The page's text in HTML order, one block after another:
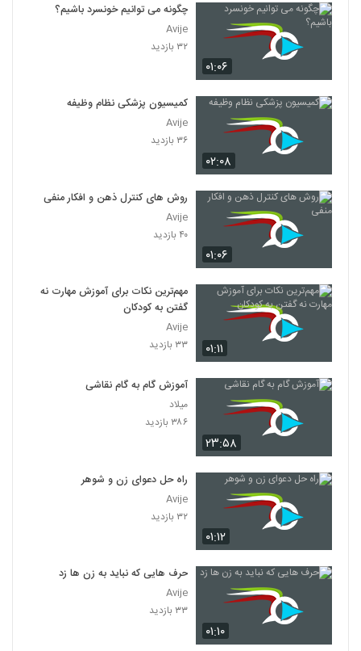
۰۱:۰۶
چگونه می توانیم خونسرد باشیم؟
Avije
۳۲ بازدید
۰۲:۰۸
کمیسیون پزشکی نظام وظیفه
Avije
۳۶ بازدید
۰۱:۰۶
روش های کنترل ذهن و افکار منفی
Avije
۴۰ بازدید
۰۱:۱۱
مهم‌ترین نکات برای آموزش مهارت نه
گفتن به کودکان
Avije
۳۳ بازدید
۲۳:۵۸
آموزش گام به گام نقاشی
میلاد
۳۸۶ بازدید
۰۱:۱۲
راه حل دعوای زن و شوهر
Avije
۳۲ بازدید
۰۱:۱۰
حرف هایی که نباید به زن ها زد
Avije
۳۳ بازدید